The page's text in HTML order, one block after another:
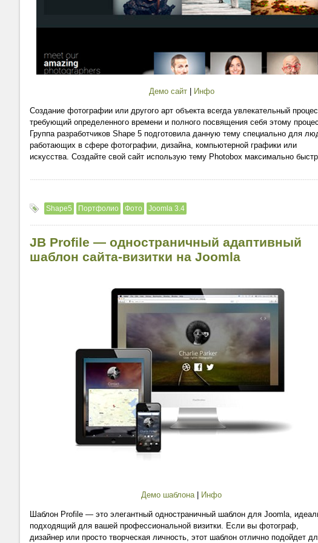
Демо сайт| Инфо
Создание фотографии или другого арт объекта всегда увлекательный
требующий определенного времени и полного посвящения себя этому
Группа разработчиков Shape 5 подготовила данную тему специально для
работающих в сфере фотографии, дизайна, компьютерной графики или
искусства. Создайте свой сайт использую тему Photobox максимально
Shape5 Портфолио Фото Joomla 3.4
JB Profile — одностраничный адаптивный
шаблон сайта-визитки на Joomla
Демо шаблона| Инфо
Шаблон Profile — это элегантный одностраничный шаблон для Joomla,
подходящий для вашей профессиональной визитки. Если вы фотограф,
дизайнер или просто творческая личность, этот шаблон отлично подойдет